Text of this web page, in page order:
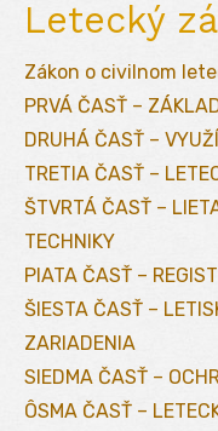
Letecký
Zákon o civilnom
PRVÁ ČASŤ –
DRUHÁ ČASŤ –
TRETIA ČASŤ –
ŠTVRTÁ ČASŤ –
TECHNIKY
PIATA ČASŤ –
ŠIESTA ČASŤ –
ZARIADENIA
SIEDMA ČASŤ –
ÔSMA ČASŤ –